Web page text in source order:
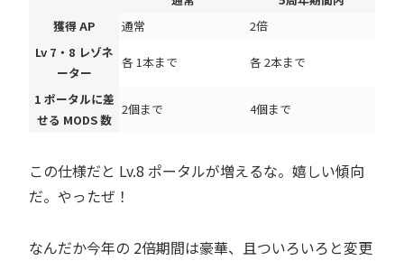
獲得 AP
通常
2倍
Lv 7・8 レゾネ
ーター
各 1本まで 各 2本まで
1 ポータルに差
せる MODS 数
2個まで 4個まで
この仕様だと Lv.8 ポータルが増えるな。嬉しい傾向
だ。やったぜ！
なんだか今年の 2倍期間は豪華、且ついろいろと変更